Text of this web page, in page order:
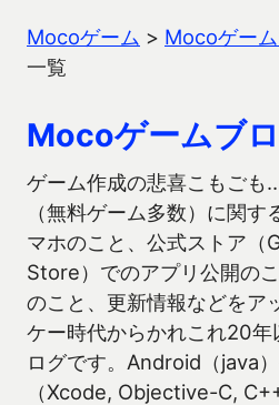
Mocoゲーム > Mocoゲー
一覧
Mocoゲームブ
ゲーム作成の悲喜こもごも
（無料ゲーム多数）に関
マホのこと、公式ストア（
Store）でのアプリ公開の
のこと、更新情報などをア
ケー時代からかれこれ20
ログです。Android（java
（Xcode, Objective-C,